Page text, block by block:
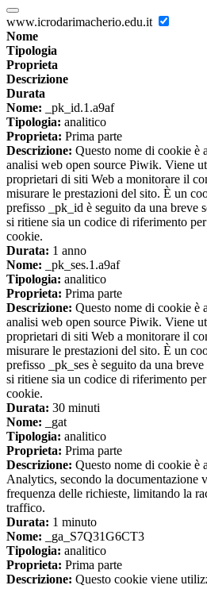
www.icrodarimacherio.edu.it
Nome
Tipologia
Proprieta
Descrizione
Durata
Nome: _pk_id.1.a9af
Tipologia: analitico
Proprieta: Prima parte
Descrizione: Questo nome di cookie è
analisi web open source Piwik. Viene
proprietari di siti Web a monitorare il
misurare le prestazioni del sito. È un
prefisso _pk_id è seguito da una breve
si ritiene sia un codice di riferimento
cookie.
Durata: 1 anno
Nome: _pk_ses.1.a9af
Tipologia: analitico
Proprieta: Prima parte
Descrizione: Questo nome di cookie è
analisi web open source Piwik. Viene
proprietari di siti Web a monitorare il
misurare le prestazioni del sito. È un
prefisso _pk_ses è seguito da una
si ritiene sia un codice di riferimento
cookie.
Durata: 30 minuti
Nome: _gat
Tipologia: analitico
Proprieta: Prima parte
Descrizione: Questo nome di cookie è
Analytics, secondo la documentazione
frequenza delle richieste, limitando la
traffico.
Durata: 1 minuto
Nome: _ga_S7Q31G6CT3
Tipologia: analitico
Proprieta: Prima parte
Descrizione: Questo cookie viene